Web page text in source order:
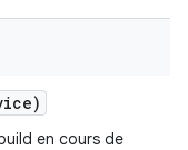
en cours de